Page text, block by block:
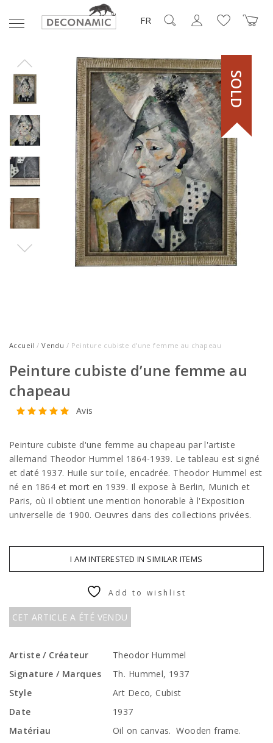
FR
SOLD
Accueil /Vendu / Peinture cubiste d’une femme au chapeau
Peinture cubiste d’une femme au
chapeau
Avis
Peinture cubiste d'une femme au chapeau par l'artiste
allemand Theodor Hummel 1864-1939. Le tableau est signé
et daté 1937. Huile sur toile, encadrée. Theodor Hummel est
né en 1864 et mort en 1939. Il expose à Berlin, Munich et
Paris, où il obtient une mention honorable à l'Exposition
universelle de 1900. Oeuvres dans des collections privées.
I AM INTERESTED IN SIMILAR ITEMS
CET ARTICLE A ÉTÉ VENDU
Add to wishlist
Artiste / Créateur
Theodor Hummel
Signature / Marques
Th. Hummel, 1937
Style
Art Deco, Cubist
Date
1937
Matériau
Oil on canvas. Wooden frame.